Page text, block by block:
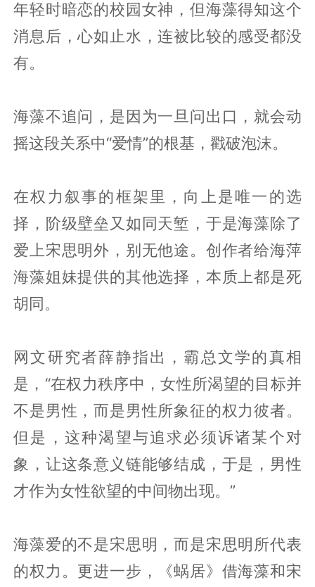
年轻时暗恋的校园女神，但海藻得知这个
消息后，心如止水，连被比较的感受都没
有。
海藻不追问，是因为一旦问出口，就会动
摇这段关系中“爱情”的根基，戳破泡沫。
在权力叙事的框架里，向上是唯一的选
择，阶级壁垒又如同天堑，于是海藻除了
爱上宋思明外，别无他途。创作者给海萍
海藻姐妹提供的其他选择，本质上都是死
胡同。
网文研究者薛静指出，霸总文学的真相
是，“在权力秩序中，女性所渴望的目标并
不是男性，而是男性所象征的权力彼者。
但是，这种渴望与追求必须诉诸某个对
象，让这条意义链能够结成，于是，男性
才作为女性欲望的中间物出现。”
海藻爱的不是宋思明，而是宋思明所代表
的权力。更进一步，《蜗居》借海藻和宋